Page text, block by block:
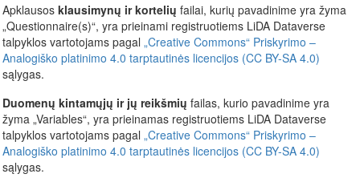
Apklausos klausimynų ir kortelių failai, kurių pavadinime yra žyma
„Questionnaire(s)“, yra prieinami registruotiems LiDA Dataverse
talpyklos vartotojams pagal „Creative Commons“ Priskyrimo –
Analogiško platinimo 4.0 tarptautinės licencijos (CC BY-SA 4.0)
sąlygas.
Duomenų kintamųjų ir jų reikšmių failas, kurio pavadinime yra
žyma „Variables“, yra prieinamas registruotiems LiDA Dataverse
talpyklos vartotojams pagal „Creative Commons“ Priskyrimo –
Analogiško platinimo 4.0 tarptautinės licencijos (CC BY-SA 4.0)
sąlygas.